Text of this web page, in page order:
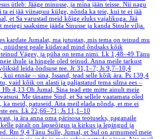
ütleb: Jääge minusse, ja mina jään teisse. Nii nagu
ei jää viinapuu külge, nõnda ka teie, kui te ei jää
et Sa varustad meid kõige eluks vajalikuga. Jää
meiegi saaksime jääda Sinusse ja kanda Sinule vilja.
kardate Jumalat, ma jutustan, mis tema on teinud mu
nüüdsest peale kiidavad mind õndsaks kõik
Vägev, ja püha on tema nimi. Lk 1,48–49 Tänu
ihule ja hingele oled teinud. Anna meile tarkust
leida õndsuse tee. Jr 31,1–7; Js 9,7–10,4
kui ennäe – sina, Issand, tead selle kõik ära. Ps 139,4
vaid kõik on alasti ja paljastatud tema silma ees –
Hb 4,13 Oh Jumal, Sina tead ette mitte ainult meie
Me täname Sind, et Sa sellele vaatamata oled
meid, patuseid. Aita meil elada nõnda, et me ei
ees. Lk 22,66–71; Js 11,1–10
ja ära anna oma pärisosa teotuseks, paganaile
päralt on lapseõigus ja kirkus ja lepingud ja
Rm 9,4 Tänu Sulle, Jumal, et Sul on armumeel meie